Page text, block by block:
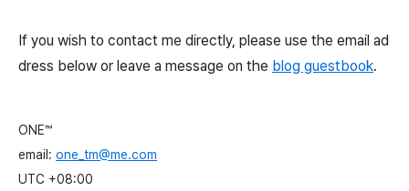
If you wish to contact me directly, please use the email ad
dress below or leave a message on the blog guestbook.
ONE™
email: one_tm@me.com
UTC +08:00